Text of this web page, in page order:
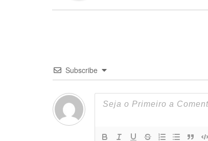
Subscribe